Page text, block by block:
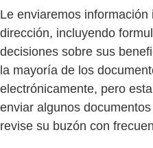
Le enviaremos información
dirección, incluyendo
decisiones sobre sus
la mayoría de los
electrónicamente, pero
enviar algunos
revise su buzón con